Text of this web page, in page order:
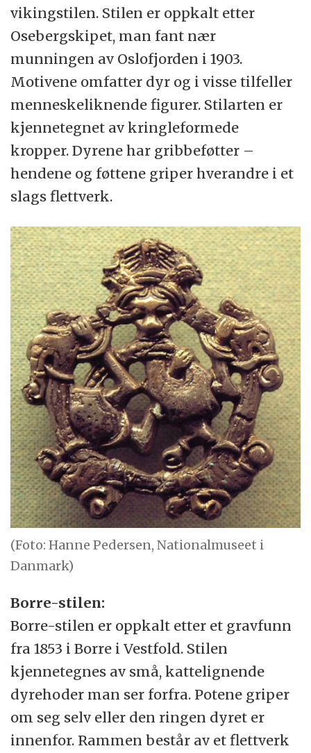
vikingstilen. Stilen er oppkalt etter
Osebergskipet, man fant nær
munningen av Oslofjorden i 1903.
Motivene omfatter dyr og i visse tilfeller
menneskeliknende figurer. Stilarten er
kjennetegnet av kringleformede
kropper. Dyrene har gribbeføtter –
hendene og føttene griper hverandre i et
slags flettverk.
(Foto: Hanne Pedersen, Nationalmuseet i
Danmark)
Borre-stilen:
Borre-stilen er oppkalt etter et gravfunn
fra 1853 i Borre i Vestfold. Stilen
kjennetegnes av små, kattelignende
dyrehoder man ser forfra. Potene griper
om seg selv eller den ringen dyret er
innenfor. Rammen består av et flettverk